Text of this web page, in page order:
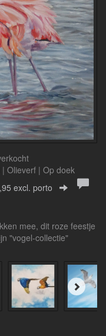
Olieverf | Op doek
excl. porto
mee, dit roze feestje
"vogel-collectie"